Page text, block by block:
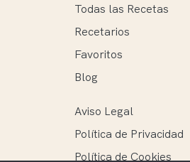
Todas las Recetas
Recetarios
Favoritos
Blog
Aviso Legal
Política de Privacidad
Política de Cookies